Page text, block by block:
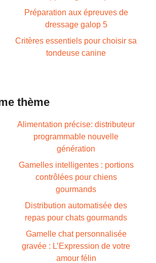
Préparation aux épreuves de
dressage galop 5
Critères essentiels pour choisir sa
tondeuse canine
thème
Alimentation précise: distributeur
programmable nouvelle
génération
Gamelles intelligentes : portions
contrôlées pour chiens
gourmands
Distribution automatisée des
repas pour chats gourmands
Gamelle chat personnalisée
gravée : L’Expression de votre
amour félin